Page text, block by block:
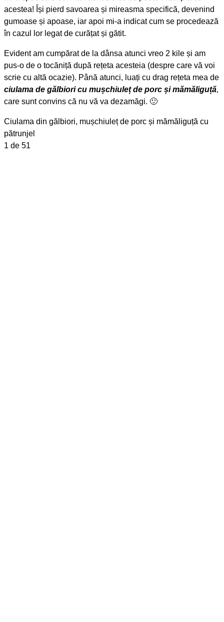
acestea! Își pierd savoarea și mireasma specifică, devenind
gumoase și apoase, iar apoi mi-a indicat cum se procedează
în cazul lor legat de curățat și gătit.
Evident am cumpărat de la dânsa atunci vreo 2 kile și am
pus-o de o tocăniță după rețeta acesteia (despre care vă voi
scrie cu altă ocazie). Până atunci, luați cu drag rețeta mea de
ciulama de gălbiori cu mușchiuleț de porc și mămăliguță,
care sunt convins că nu vă va dezamăgi. 🙂
Ciulama din gălbiori, mușchiuleț de porc și mămăliguță cu
pătrunjel
1 de 51